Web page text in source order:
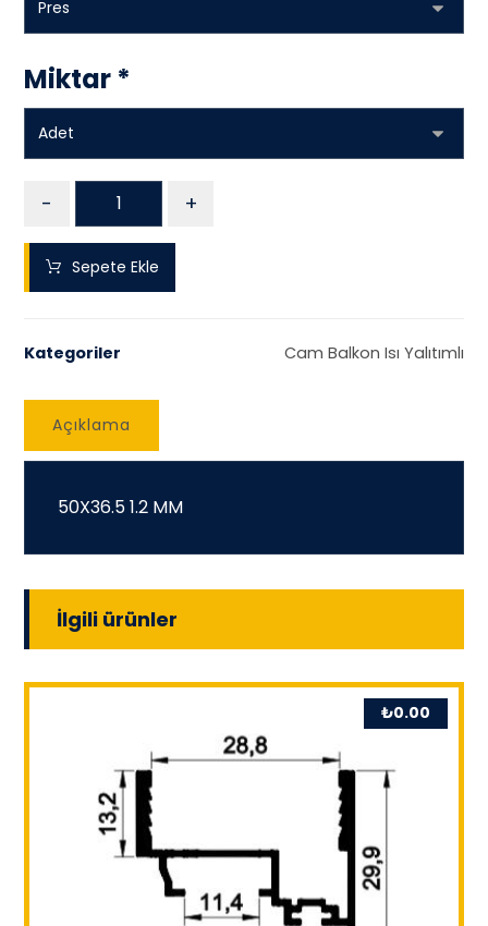
Miktar *
- +
Sepete Ekle
Kategoriler Cam Balkon Isı Yalıtımlı
Açıklama
50X36.5 1.2 MM
İlgili ürünler
₺0.00